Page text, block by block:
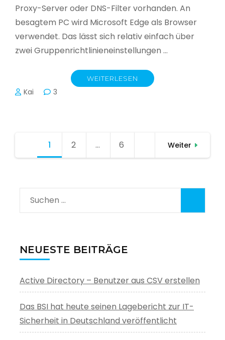
Proxy-Server oder DNS-Filter vorhanden. An
besagtem PC wird Microsoft Edge als Browser
verwendet. Das lässt sich relativ einfach über
zwei Gruppenrichtlinieneinstellungen …
WEITERLESEN
Kai 3
Seitennummerierung
1 Seite
2 … Seite
6 Weiter
Suchen
nach:
NEUESTE BEITRÄGE
Active Directory – Benutzer aus CSV erstellen
Das BSI hat heute seinen Lagebericht zur IT-
Sicherheit in Deutschland veröffentlicht